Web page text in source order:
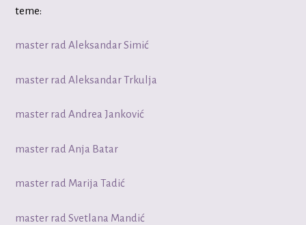
teme:
master rad Aleksandar Simić
master rad Aleksandar Trkulja
master rad Andrea Janković
master rad Anja Batar
master rad Marija Tadić
master rad Svetlana Mandić